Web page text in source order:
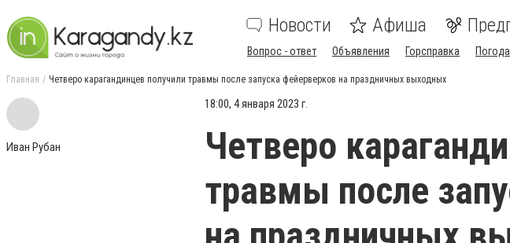
Новости Афиша
Вопрос - ответ Объявления Горсправка Погода
Главная Четверо карагандинцев получили травмы после запуска фейерверков на праздничных выходных
Иван Рубан
18:00, 4 января 2023 г.
Четверо
травмы после